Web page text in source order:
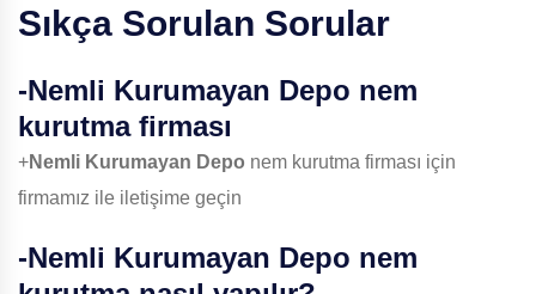
Sıkça Sorulan Sorular
-Nemli Kurumayan Depo nem
kurutma firması
+Nemli Kurumayan Depo nem kurutma firması için
firmamız ile iletişime geçin
-Nemli Kurumayan Depo nem